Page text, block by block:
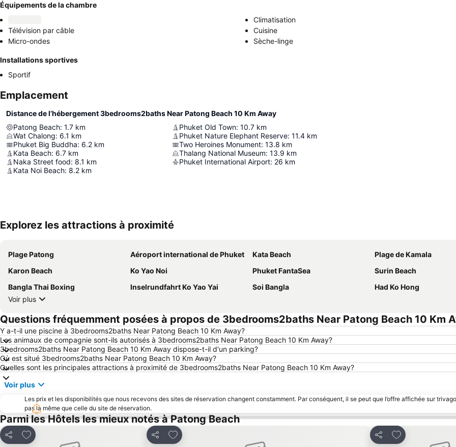
Équipements de la chambre
Climatisation
Télévision par câble
Cuisine
Micro-ondes
Sèche-linge
Installations sportives
Sportif
Emplacement
Distance de l’hébergement 3bedrooms2baths Near Patong Beach 10 Km Away
Patong Beach: 1.7 km
Wat Chalong: 6.1 km
Phuket Big Buddha: 6.2 km
Kata Beach: 6.7 km
Naka Street food: 8.1 km
Kata Noi Beach: 8.2 km
Phuket Old Town: 10.7 km
Phuket Nature Elephant Reserve: 11.4 km
Two Heroines Monument: 13.8 km
Thalang National Museum: 13.9 km
Phuket International Airport: 26 km
Explorez les attractions à proximité
Plage Patong Aéroport international de Phuket Kata Beach
Plage de Kamala
Karon Beach
Ko Yao Noi Phuket FantaSea
Surin Beach
Bangla Thai Boxing
Inselrundfahrt Ko Yao Yai Soi Bangla
Had Ko Hong
Voir plus
Questions fréquemment posées à propos de 3bedrooms2baths Near Patong Beach 10 Km
Y a-t-il une piscine à 3bedrooms2baths Near Patong Beach 10 Km Away?
Les animaux de compagnie sont-ils autorisés à 3bedrooms2baths Near Patong Beach 10 Km Away?
3bedrooms2baths Near Patong Beach 10 Km Away dispose-t-il d'un parking?
Où est situé 3bedrooms2baths Near Patong Beach 10 Km Away?
Quelles sont les principales attractions à proximité de 3bedrooms2baths Near Patong Beach 10 Km Away?
Voir plus
Les prix et les disponibilités que nous recevons des sites de réservation changent constamment. Par conséquent, il se peut que l’offre affichée sur
pas la même que celle du site de réservation.
Parmi les Hôtels les mieux notés à Patong Beach
Partager
Ajouter à mes favoris
Partager
Ajouter à mes favoris
Partager
Ajouter à mes